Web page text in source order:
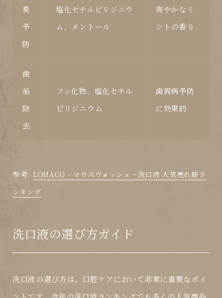
臭
予
防
塩化セチルピリジニウ
ム、メントール
爽やかなミ
ントの香り
歯
垢
除
去
フッ化物、塩化セチル
ピリジニウム
歯周病予防
に効果的
参考: LOHACO - マウスウォッシュ・洗口液 人気売れ筋ラ
ンキング
洗口液の選び方ガイド
洗口液の選び方は、口腔ケアにおいて非常に重要なポイ